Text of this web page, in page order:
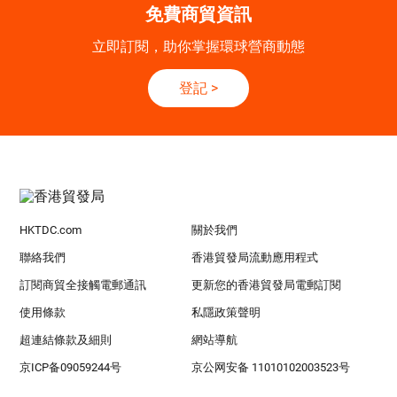
免費商貿資訊
立即訂閱，助你掌握環球營商動態
登記 >
HKTDC.com 關於我們
聯絡我們 香港貿發局流動應用程式
訂閱商貿全接觸電郵通訊 更新您的香港貿發局電郵訂閱
使用條款 私隱政策聲明
超連結條款及細則 網站導航
京ICP备09059244号 京公网安备 11010102003523号